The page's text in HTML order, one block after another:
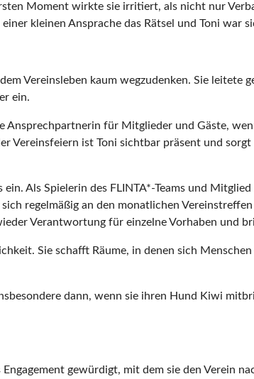
Moment wirkte sie irritiert, als nicht nur
kleinen Ansprache das Rätsel und Toni war
Vereinsleben kaum wegzudenken. Sie leitete
ein.
Ansprechpartnerin für Mitglieder und Gäste,
Vereinsfeiern ist Toni sichtbar präsent und
Als Spielerin des FLINTA*-Teams und
regelmäßig an den monatlichen
Verantwortung für einzelne Vorhaben und
Sie schafft Räume, in denen sich
dann, wenn sie ihren Hund Kiwi
gewürdigt, mit dem sie den Verein